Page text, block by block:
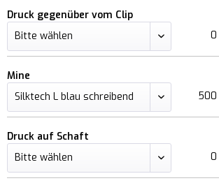
Druck gegenüber vom Clip
0
Mine
500
Druck auf Schaft
0